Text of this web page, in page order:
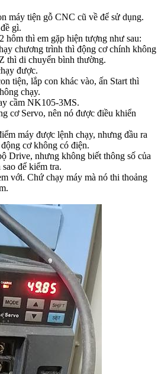
máy tiện gỗ CNC cũ về để sử dụng.
gì.
hôm thì em gặp hiện tượng như sau:
chương trình thì động cơ chính không
thì di chuyển bình thường.
được.
tiện, lắp con khác vào, ấn Start thì
chạy.
cầm NK105-3MS.
cơ Servo, nên nó được điều khiển
máy được lệnh chạy, nhưng đầu ra
cơ không có điện.
Drive, nhưng không biết thông số của
để kiểm tra.
với. Chứ chạy máy mà nó thi thoảng